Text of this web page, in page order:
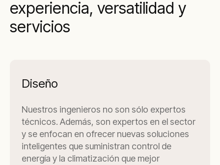
experiencia, versatilidad y
servicios
Diseño
Nuestros ingenieros no son sólo expertos
técnicos. Además, son expertos en el sector
y se enfocan en ofrecer nuevas soluciones
inteligentes que suministran control de
energía y la climatización que mejor